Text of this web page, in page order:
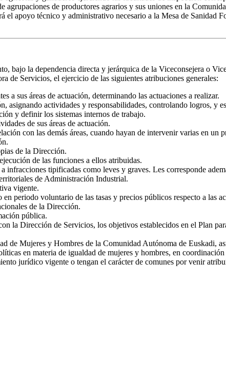
de productores agrarios y sus uniones en la
el apoyo técnico y administrativo necesario a la Mesa de Sanidad
bajo la dependencia directa y jerárquica de la Viceconsejera o
Servicios, el ejercicio de las siguientes atribuciones generales:
a sus áreas de actuación, determinando las actuaciones a realizar.
asignando actividades y responsabilidades, controlando logros, y
y definir los sistemas internos de trabajo.
de sus áreas de actuación.
con las demás áreas, cuando hayan de intervenir varias en un
de la Dirección.
de las funciones a ellos atribuidas.
infracciones tipificadas como leves y graves. Les corresponde
de Administración Industrial.
vigente.
periodo voluntario de las tasas y precios públicos respecto a las
de la Dirección.
pública.
la Dirección de Servicios, los objetivos establecidos en el Plan
de Mujeres y Hombres de la Comunidad Autónoma de Euskadi,
en materia de igualdad de mujeres y hombres, en
jurídico vigente o tengan el carácter de comunes por venir